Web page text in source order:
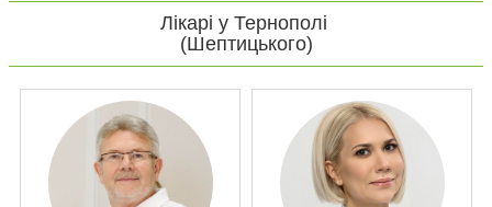
Лікарі у Тернополі
(Шептицького)